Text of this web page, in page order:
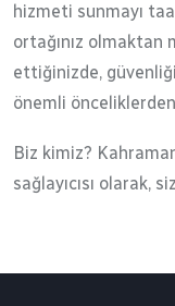
hizmeti sunmayı
ortağınız olmaktan
ettiğinizde,
önemli
Biz kimiz?
sağlayıcısı olarak,